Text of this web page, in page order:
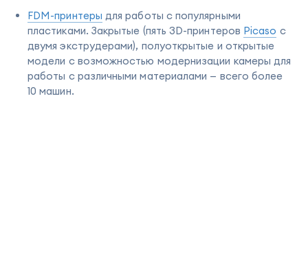
FDM-принтеры для работы с популярными
пластиками. Закрытые (пять 3D-принтеров Picaso с
двумя экструдерами), полуоткрытые и открытые
модели с возможностью модернизации камеры для
работы с различными материалами — всего более
10 машин.